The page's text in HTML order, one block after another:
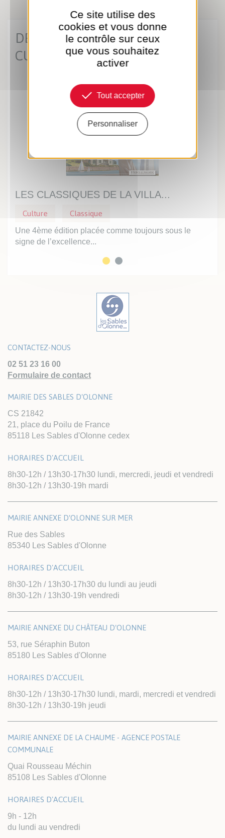
DERNIÈRES ACTUS
CULTURELLES
LES CLASSIQUES DE LA VILLA...
Culture Classique
Une 4ème édition placée comme toujours sous le
signe de l’excellence...
CONTACTEZ-NOUS
02 51 23 16 00
Formulaire de contact
MAIRIE DES SABLES D'OLONNE
CS 21842
21, place du Poilu de France
85118 Les Sables d'Olonne cedex
HORAIRES D'ACCUEIL
8h30-12h / 13h30-17h30 lundi, mercredi, jeudi et vendredi
8h30-12h / 13h30-19h mardi
MAIRIE ANNEXE D'OLONNE SUR MER
Rue des Sables
85340 Les Sables d'Olonne
HORAIRES D'ACCUEIL
8h30-12h / 13h30-17h30 du lundi au jeudi
8h30-12h / 13h30-19h vendredi
MAIRIE ANNEXE DU CHÂTEAU D'OLONNE
53, rue Séraphin Buton
85180 Les Sables d'Olonne
HORAIRES D'ACCUEIL
8h30-12h / 13h30-17h30 lundi, mardi, mercredi et vendredi
8h30-12h / 13h30-19h jeudi
MAIRIE ANNEXE DE LA CHAUME - AGENCE POSTALE
COMMUNALE
Quai Rousseau Méchin
85108 Les Sables d'Olonne
HORAIRES D'ACCUEIL
9h - 12h
du lundi au vendredi
Ce site utilise des
cookies et vous donne
le contrôle sur ceux
que vous souhaitez
activer
Tout accepter
Personnaliser